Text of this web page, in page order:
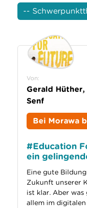
Bestellservice
Literaturtipps
Studien
Familienberatung
Newsletter Anmeldung
Über uns
Suche
Von:
Gerald
Senf
Bei Morawa
#Education
ein
Eine gute
Zukunft unserer
ist klar. Aber
allem im